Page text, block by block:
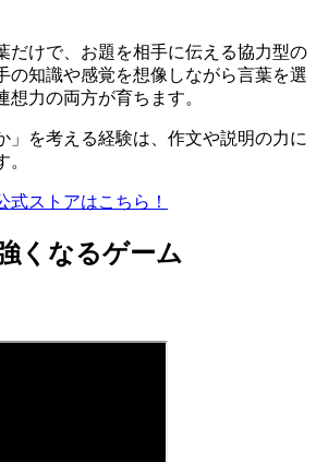
だけで、お題を相手に伝える協力型の
の知識や感覚を想像しながら言葉を選
力の両方が育ちます。
」を考える経験は、作文や説明の力に
式ストアはこちら！
くなるゲーム